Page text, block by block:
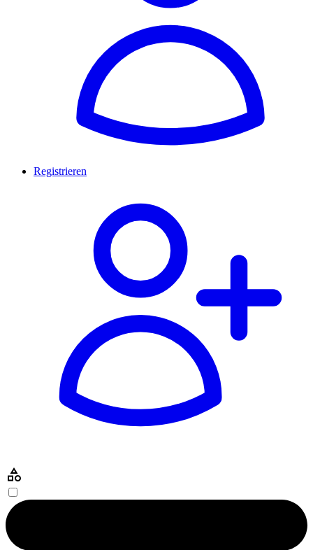
Registrieren